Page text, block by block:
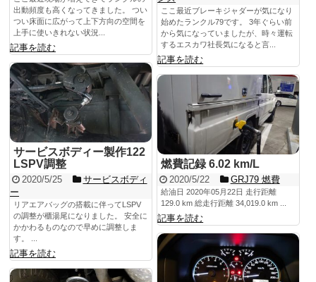
出動頻度も高くなってきました。 つい
つい床面に広がって上下方向の空間を
上手に使いきれない状況...
記事を読む
ここ最近ブレーキジャダーが気になり
始めたランクル79です。 3年ぐらい前
から気になっていましたが、時々運転
するエスカワ社長気になると言...
記事を読む
サービスボディー製作122
LSPV調整
2020/5/25
サービスボディ
ー
リアエアバッグの搭載に伴ってLSPV
の調整が櫃湯尾になりました。 安全に
かかわるものなので早めに調整しま
す。 ...
記事を読む
燃費記録 6.02 km/L
2020/5/22 GRJ79 燃費
給油日 2020年05月22日 走行距離
129.0 km 総走行距離 34,019.0 km ...
記事を読む